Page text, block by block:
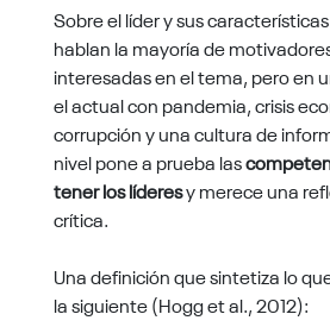
Sobre el líder y sus
hablan la mayoría de
interesadas en el tema, pero en
el actual con pandemia, crisis
corrupción y una cultura de
nivel pone a prueba las
tener los líderesy merece una
crítica.
Una definición que sintetiza lo
la siguiente (Hogg et al., 2012):